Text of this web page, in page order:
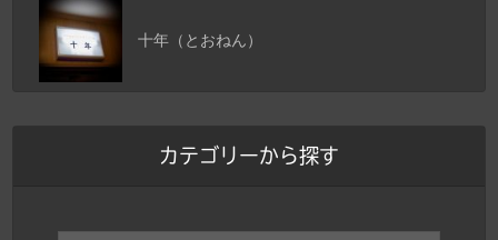
十年（とおねん）
カテゴリーから探す